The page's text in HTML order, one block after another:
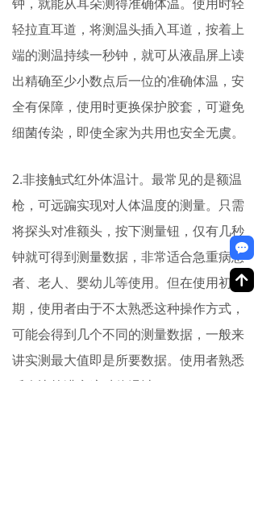
轻拉直耳道，将测温头插入耳道，按着上
端的测温持续一秒钟，就可从液晶屏上读
出精确至少小数点后一位的准确体温，安
全有保障，使用时更换保护胶套，可避免
细菌传染，即使全家为共用也安全无虞。
2.非接触式红外体温计。最常见的是额温
枪，可远蹁实现对人体温度的测量。只需
将探头对准额头，按下测量钮，仅有几秒
钟就可得到测量数据，非常适合急重病患
者、老人、婴幼儿等使用。但在使用初
期，使用者由于不太熟悉这种操作方式，
可能会得到几个不同的测量数据，一般来
讲实测最大值即是所要数据。使用者熟悉
后会比较满意这种体温计。
끁
녕